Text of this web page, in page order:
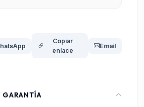
Copiar
enlace
Email
GARANTÍA